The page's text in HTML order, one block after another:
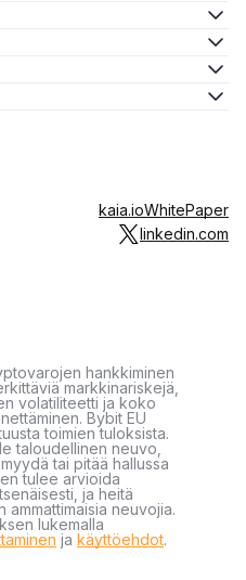
kaia.ioWhitePaper
linkedin.com
hankkiminen
markkinariskejä,
volatiliteetti ja koko
Bybit EU
toimien tuloksista.
taloudellinen neuvo,
tai pitää hallussa
tulee arvioida
ja heitä
neuvojia.
lukemalla
ja käyttöehdot.